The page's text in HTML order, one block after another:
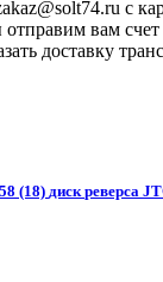
с
вам
доставку
(18) диск реверса